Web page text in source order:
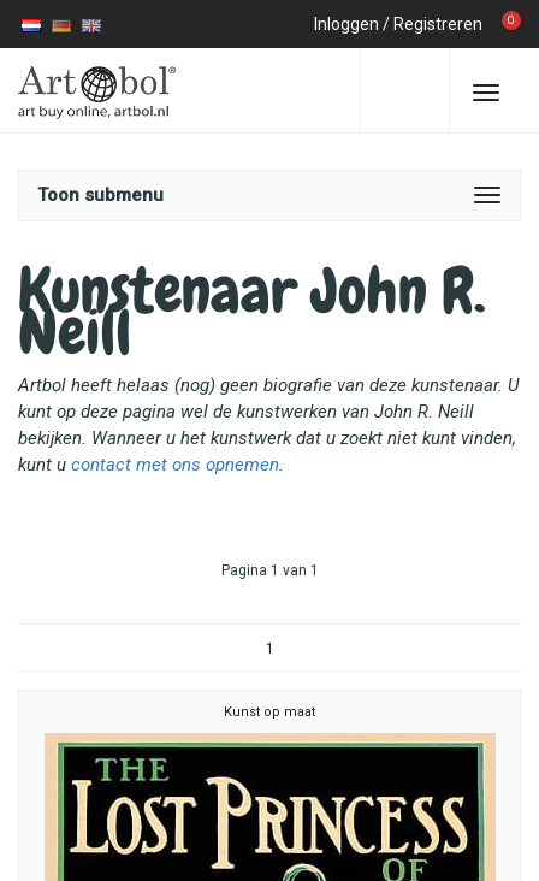
Inloggen / Registreren 0
Toon submenu
Kunstenaar John R.
Neill
Artbol heeft helaas (nog) geen biografie van deze kunstenaar. U
kunt op deze pagina wel de kunstwerken van John R. Neill
bekijken. Wanneer u het kunstwerk dat u zoekt niet kunt vinden,
kunt u contact met ons opnemen.
Pagina 1 van 1
1
Kunst op maat